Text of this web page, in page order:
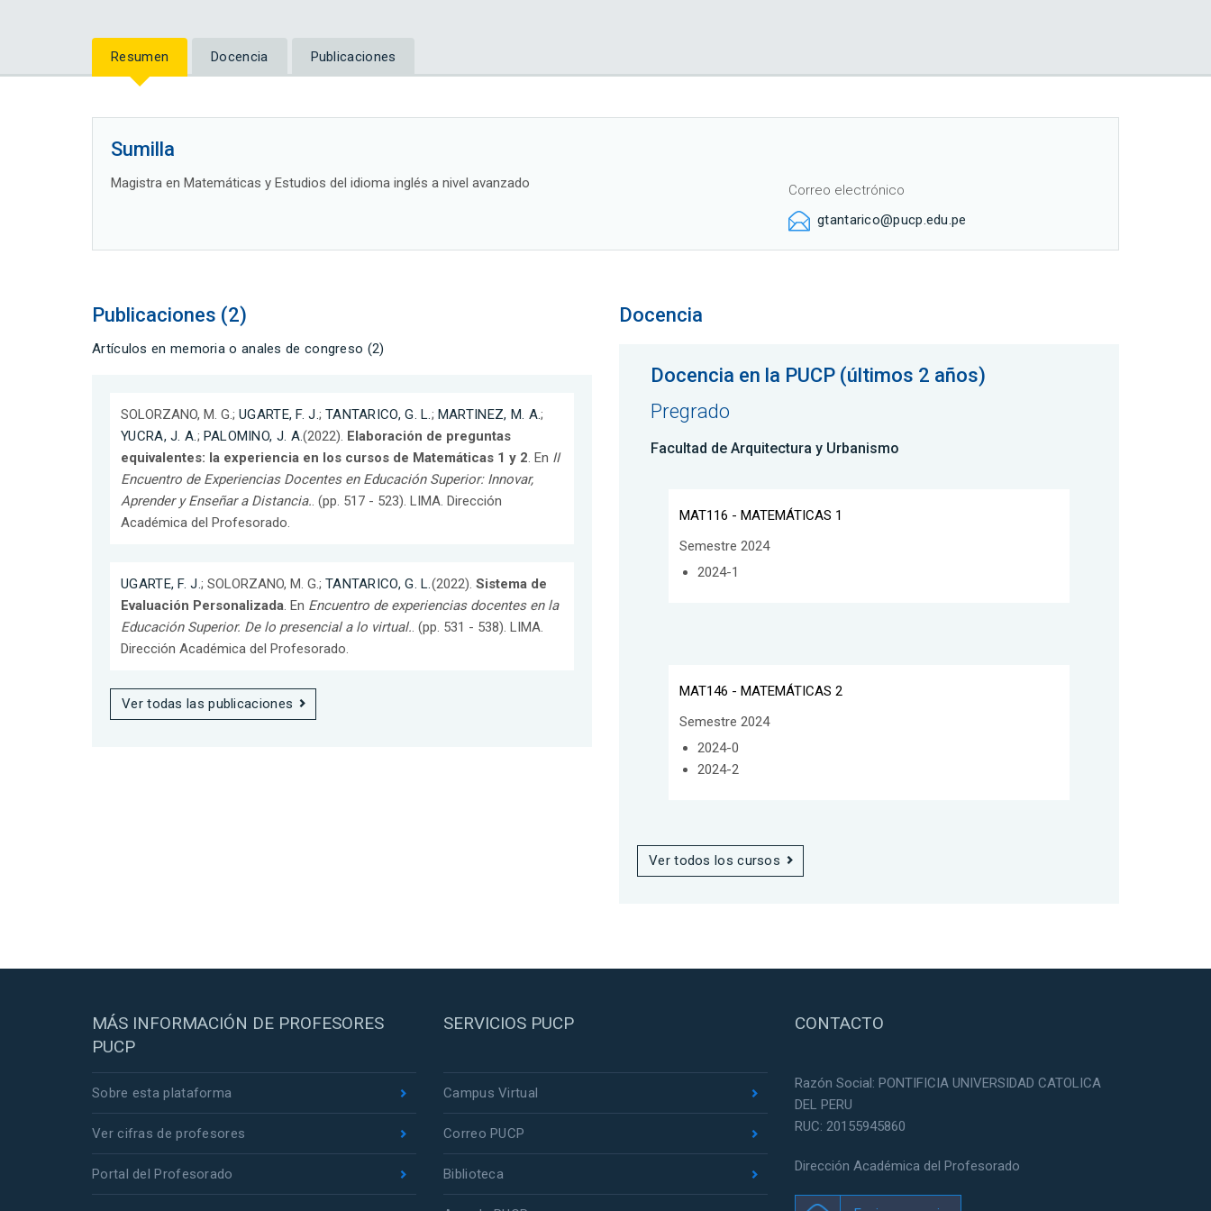
Resumen Docencia Publicaciones
Sumilla
Magistra en Matemáticas y Estudios del idioma inglés a nivel avanzado
Correo electrónico
gtantarico@pucp.edu.pe
Publicaciones (2)
Artículos en memoria o anales de congreso (2)
SOLORZANO, M. G.; UGARTE, F. J. ; TANTARICO, G. L. ; MARTINEZ, M. A.;
YUCRA, J. A. ; PALOMINO, J. A.(2022). Elaboración de preguntas
equivalentes: la experiencia en los cursos de Matemáticas 1 y 2 . En II
Encuentro de Experiencias Docentes en Educación Superior: Innovar,
Aprender y Enseñar a Distancia. . (pp. 517 - 523). LIMA. Dirección
Académica del Profesorado.
UGARTE, F. J. ; SOLORZANO, M. G.; TANTARICO, G. L. (2022). Sistema de
Evaluación Personalizada . En Encuentro de experiencias docentes en la
Educación Superior. De lo presencial a lo virtual. . (pp. 531 - 538). LIMA.
Dirección Académica del Profesorado.
Ver todas las publicaciones
Docencia
Docencia en la PUCP (últimos 2 años)
Pregrado
Facultad de Arquitectura y Urbanismo
MAT116 - MATEMÁTICAS 1
Semestre 2024
2024-1
MAT146 - MATEMÁTICAS 2
Semestre 2024
2024-0
2024-2
Ver todos los cursos
MÁS INFORMACIÓN DE PROFESORES
PUCP
Sobre esta plataforma
Ver cifras de profesores
Portal del Profesorado
SERVICIOS PUCP
Campus Virtual
Correo PUCP
Biblioteca
CONTACTO
Razón Social: PONTIFICIA UNIVERSIDAD CATOLICA
DEL PERU
RUC: 20155945860
Dirección Académica del Profesorado